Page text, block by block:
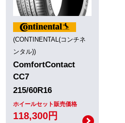
(CONTINENTAL(コンチネ
ンタル))
ComfortContact
CC7
215/60R16
ホイールセット販売価格
118,300円